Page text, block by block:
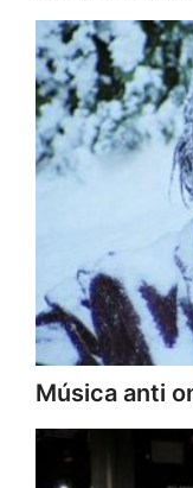
Música anti